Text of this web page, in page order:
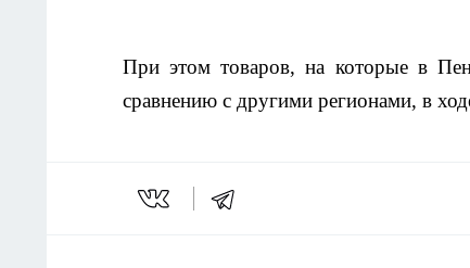
При этом товаров, на которые в
сравнению с другими регионами, в